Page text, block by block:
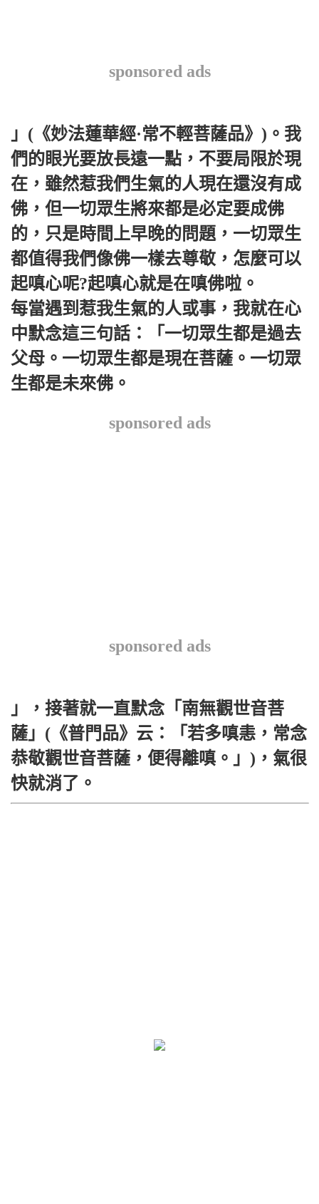
sponsored ads
」(《妙法蓮華經·常不輕菩薩品》)。我
們的眼光要放長遠一點，不要局限於現
在，雖然惹我們生氣的人現在還沒有成
佛，但一切眾生將來都是必定要成佛
的，只是時間上早晚的問題，一切眾生
都值得我們像佛一樣去尊敬，怎麼可以
起嗔心呢?起嗔心就是在嗔佛啦。
每當遇到惹我生氣的人或事，我就在心
中默念這三句話：「一切眾生都是過去
父母。一切眾生都是現在菩薩。一切眾
生都是未來佛。
sponsored ads
sponsored ads
」，接著就一直默念「南無觀世音菩
薩」(《普門品》云：「若多嗔恚，常念
恭敬觀世音菩薩，便得離嗔。」)，氣很
快就消了。